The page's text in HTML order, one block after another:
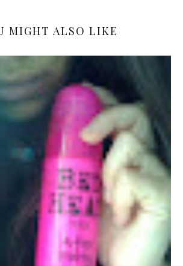
MIGHT ALSO LIKE